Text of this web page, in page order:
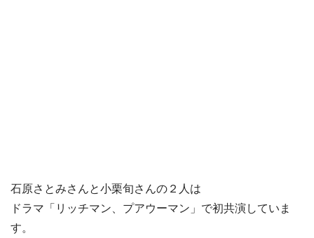
石原さとみさんと小栗旬さんの２人は
ドラマ「リッチマン、プアウーマン」で初共演していま
す。